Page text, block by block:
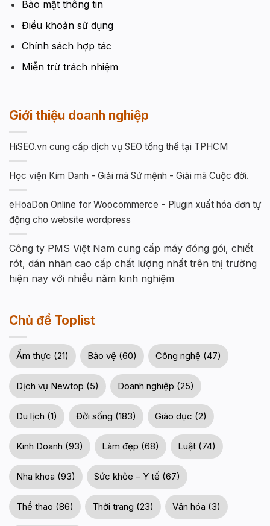
Bảo mật thông tin
Điều khoản sử dụng
Chính sách hợp tác
Miễn trừ trách nhiệm
Giới thiệu doanh nghiệp
HiSEO.vn cung cấp dịch vụ SEO tổng thể tại TPHCM
Học viện Kim Danh - Giải mã Sứ mệnh - Giải mã Cuộc đời.
eHoaDon Online for Woocommerce - Plugin xuất hóa đơn tự
động cho website wordpress
Công ty PMS Việt Nam cung cấp máy đóng gói, chiết
rót, dán nhãn cao cấp chất lượng nhất trên thị trường
hiện nay với nhiều năm kinh nghiệm
Chủ đề Toplist
Ẩm thực (21) Bảo vệ (60) Công nghệ (47)
Dịch vụ Newtop (5) Doanh nghiệp (25)
Du lịch (1) Đời sống (183) Giáo dục (2)
Kinh Doanh (93) Làm đẹp (68) Luật (74)
Nha khoa (93) Sức khỏe – Y tế (67)
Thể thao (86) Thời trang (23) Văn hóa (3)